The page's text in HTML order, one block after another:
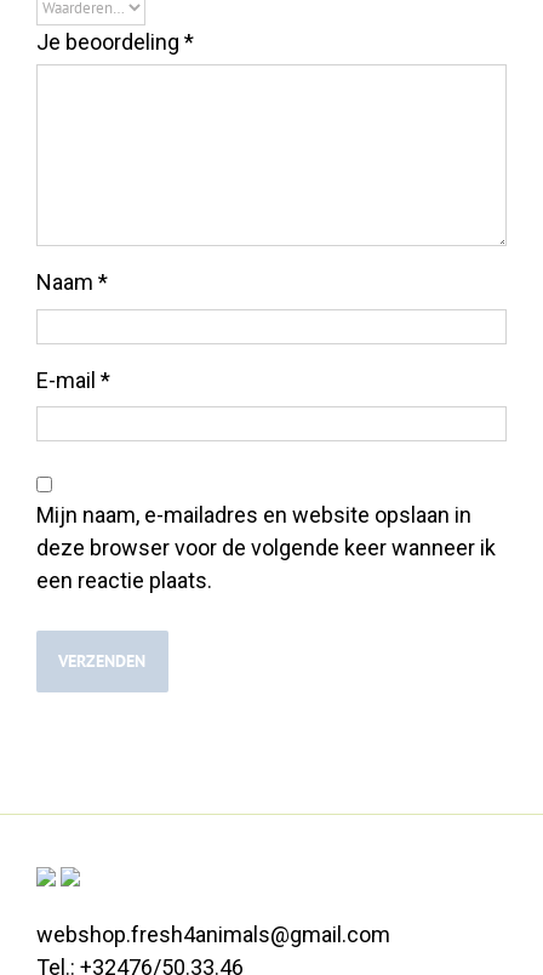
Je beoordeling *
Naam *
E-mail *
Mijn naam, e-mailadres en website opslaan in
deze browser voor de volgende keer wanneer ik
een reactie plaats.
webshop.fresh4animals@gmail.com
Tel.: +32476/50.33.46